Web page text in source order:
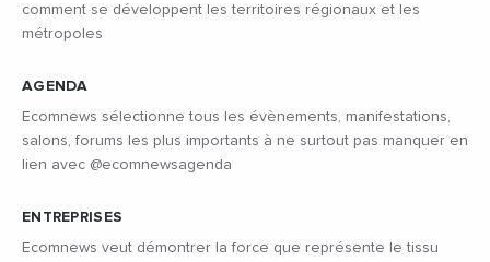
comment se développent les territoires régionaux et les
métropoles
AGENDA
Ecomnews sélectionne tous les évènements, manifestations,
salons, forums les plus importants à ne surtout pas manquer en
lien avec @ecomnewsagenda
ENTREPRISES
Ecomnews veut démontrer la force que représente le tissu